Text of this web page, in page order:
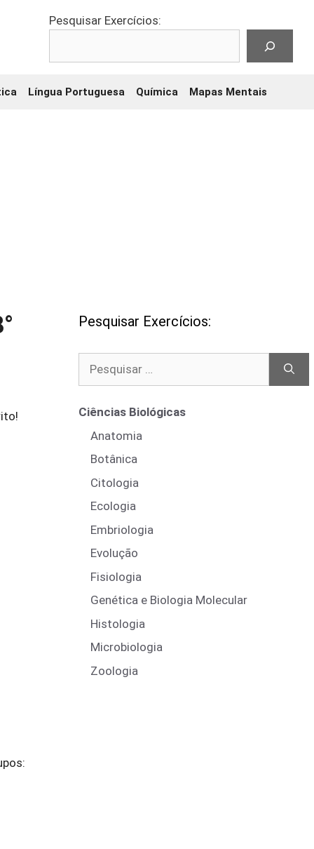
Pesquisar Exercícios:
Língua Portuguesa Química Mapas Mentais
Pesquisar Exercícios:
Ciências Biológicas
Anatomia
Botânica
Citologia
Ecologia
Embriologia
Evolução
Fisiologia
Genética e Biologia Molecular
Histologia
Microbiologia
Zoologia